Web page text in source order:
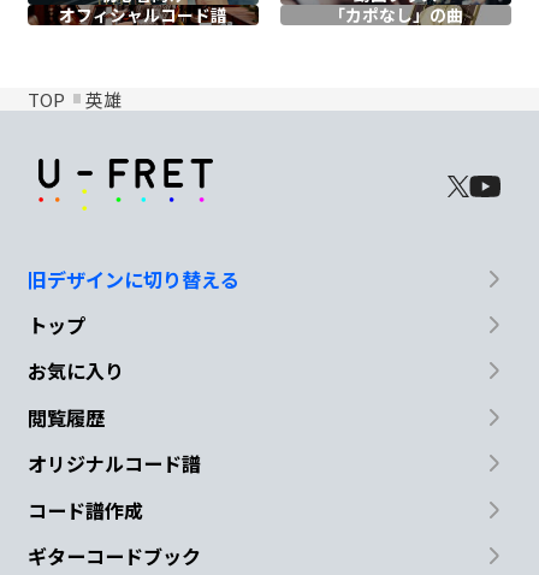
オフィシャルコード譜 「カポなし」の曲
TOP 英雄
旧デザインに切り替える
トップ
お気に入り
閲覧履歴
オリジナルコード譜
コード譜作成
ギターコードブック